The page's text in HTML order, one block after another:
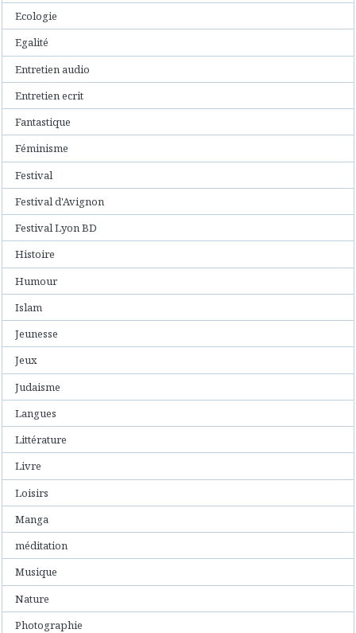
Ecologie
Egalité
Entretien audio
Entretien ecrit
Fantastique
Féminisme
Festival
Festival d'Avignon
Festival Lyon BD
Histoire
Humour
Islam
Jeunesse
Jeux
Judaisme
Langues
Littérature
Livre
Loisirs
Manga
méditation
Musique
Nature
Photographie